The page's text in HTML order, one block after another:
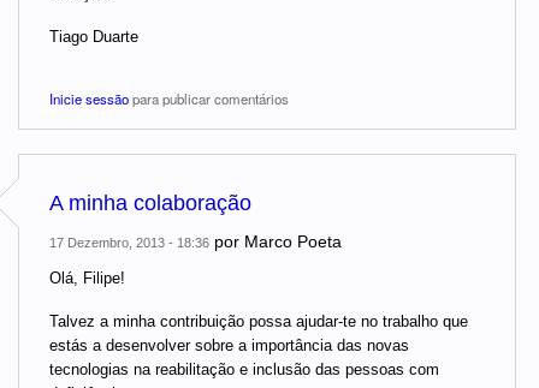
Tiago Duarte
Inicie sessãopara publicar comentários
A minha colaboração
17 Dezembro, 2013 - 18:36 por Marco Poeta
Olá, Filipe!
Talvez a minha contribuição possa ajudar-te no trabalho que
estás a desenvolver sobre a importância das novas
tecnologias na reabilitação e inclusão das pessoas com